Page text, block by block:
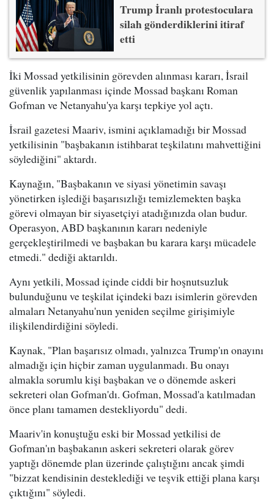
Trump İranlı protestoculara
silah gönderdiklerini itiraf
etti
İki Mossad yetkilisinin görevden alınması kararı, İsrail
güvenlik yapılanması içinde Mossad başkanı Roman
Gofman ve Netanyahu'ya karşı tepkiye yol açtı.
İsrail gazetesi Maariv, ismini açıklamadığı bir Mossad
yetkilisinin "başbakanın istihbarat teşkilatını mahvettiğini
söylediğini" aktardı.
Kaynağın, "Başbakanın ve siyasi yönetimin savaşı
yönetirken işlediği başarısızlığı temizlemekten başka
görevi olmayan bir siyasetçiyi atadığınızda olan budur.
Operasyon, ABD başkanının kararı nedeniyle
gerçekleştirilmedi ve başbakan bu karara karşı mücadele
etmedi." dediği aktarıldı.
Aynı yetkili, Mossad içinde ciddi bir hoşnutsuzluk
bulunduğunu ve teşkilat içindeki bazı isimlerin görevden
almaları Netanyahu'nun yeniden seçilme girişimiyle
ilişkilendirdiğini söyledi.
Kaynak, "Plan başarısız olmadı, yalnızca Trump'ın onayını
almadığı için hiçbir zaman uygulanmadı. Bu onayı
almakla sorumlu kişi başbakan ve o dönemde askeri
sekreteri olan Gofman'dı. Gofman, Mossad'a katılmadan
önce planı tamamen destekliyordu" dedi.
Maariv'in konuştuğu eski bir Mossad yetkilisi de
Gofman'ın başbakanın askeri sekreteri olarak görev
yaptığı dönemde plan üzerinde çalıştığını ancak şimdi
"bizzat kendisinin desteklediği ve teşvik ettiği plana karşı
çıktığını" söyledi.